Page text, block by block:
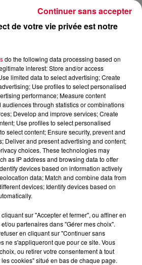
de votre vie privée est notre
do the following data processing based on
interest: Store and/or access
limited data to select advertising; Create
Use profiles to select personalised
performance; Measure content
through statistics or combinations
Develop and improve services; Create
Use profiles to select personalised
select content; Ensure security, prevent and
Deliver and present advertising and content;
choices. These technologies may
as IP address and browsing data to offer
devices based on information actively
data; Match and combine data from
devices; Identify devices based on
sur "Accepter et fermer", ou affiner en
ou partenaires dans "Gérer mes choix".
en cliquant sur "Continuer sans
ne s'appliqueront que pour ce site. Vous
ou retirer votre consentement à tout
cookies" situé en bas de chaque page.
Continuer sans accepter